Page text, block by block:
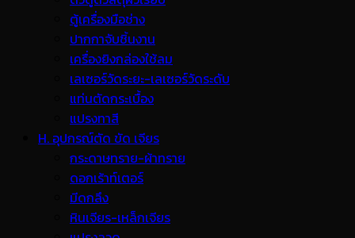
ตู้เครื่องมือช่าง
ปากกาจับชิ้นงาน
เครื่องยิงกล่องใช้ลม
เลเซอร์วัดระยะ-เลเซอร์วัดระดับ
แท่นตัดกระเบื้อง
แปรงทาสี
H. อุปกรณ์ตัด ขัด เจียร
กระดาษทราย-ผ้าทราย
ดอกเร้าท์เตอร์
มีดกลึง
หินเจียร-เหล็กเจียร